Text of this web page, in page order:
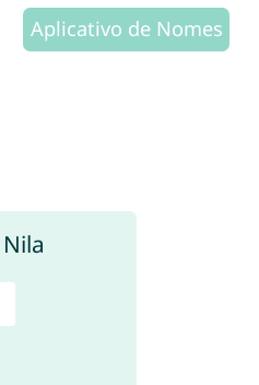
Aplicativo de Nomes